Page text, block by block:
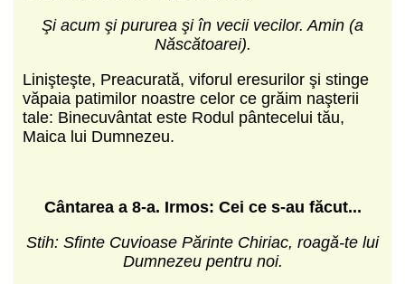
Şi acum şi pururea şi în vecii vecilor. Amin (a
Născătoarei).
Linişteşte, Preacurată, viforul eresurilor şi stinge
văpaia patimilor noastre celor ce grăim naşterii
tale: Binecuvântat este Rodul pântecelui tău,
Maica lui Dumnezeu.
Cântarea a 8-a. Irmos: Cei ce s-au făcut...
Stih: Sfinte Cuvioase Părinte Chiriac, roagă-te lui
Dumnezeu pentru noi.